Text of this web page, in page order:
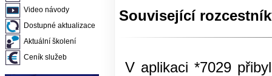
Video návody
Dostupné aktualizace
Aktuální školení
Ceník služeb
Související
V aplikaci *7029